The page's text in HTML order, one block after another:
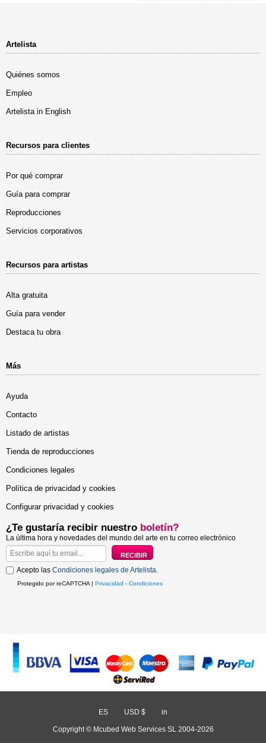
Artelista
Quiénes somos
Empleo
Artelista in English
Recursos para clientes
Por qué comprar
Guía para comprar
Reproducciones
Servicios corporativos
Recursos para artistas
Alta gratuita
Guía para vender
Destaca tu obra
Más
Ayuda
Contacto
Listado de artistas
Tienda de reproducciones
Condiciones legales
Política de privacidad y cookies
Configurar privacidad y cookies
¿Te gustaría recibir nuestro boletín?
La última hora y novedades del mundo del arte en tu correo electrónico
Acepto las Condiciones legales de Artelista.
Protegido por reCAPTCHA | Privacidad - Condiciones
ES USD $ in
Copyright © Mcubed Web Services SL 2004-2026